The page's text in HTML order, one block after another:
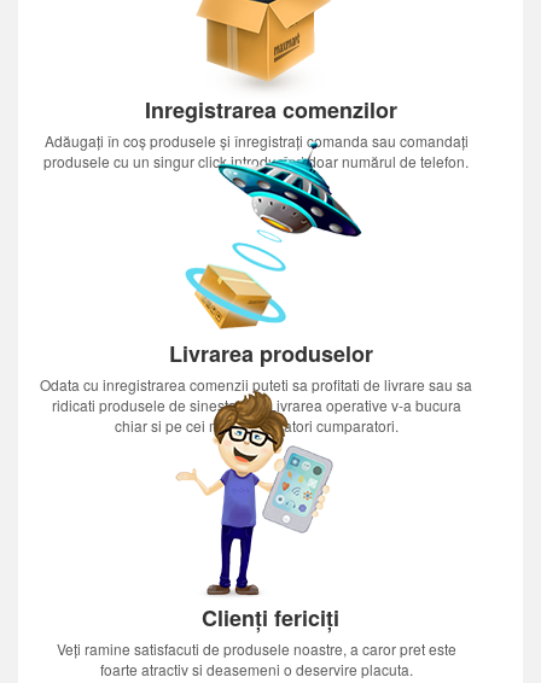
Inregistrarea comenzilor
Adăugați în coș produsele și înregistrați comanda sau comandați
produsele cu un singur click introducînd doar numărul de telefon.
Livrarea produselor
Odata cu inregistrarea comenzii puteti sa profitati de livrare sau sa
ridicati produsele de sinestatator.Livrarea operative v-a bucura
chiar si pe cei mai nerabdatori cumparatori.
Clienți fericiți
Veți ramine satisfacuti de produsele noastre, a caror pret este
foarte atractiv si deasemeni o deservire placuta.